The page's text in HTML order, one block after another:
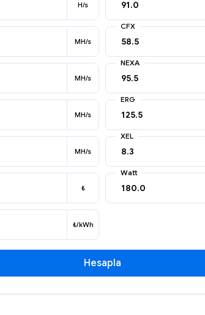
H/s
MH/s
CFX
MH/s
NEXA
MH/s
ERG
MH/s
XEL
₺
Watt
₺/kWh
Hesapla